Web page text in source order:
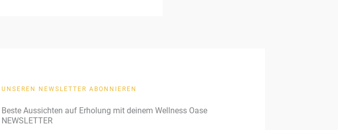
UNSEREN NEWSLETTER ABONNIEREN
Beste Aussichten auf Erholung mit deinem Wellness Oase
NEWSLETTER